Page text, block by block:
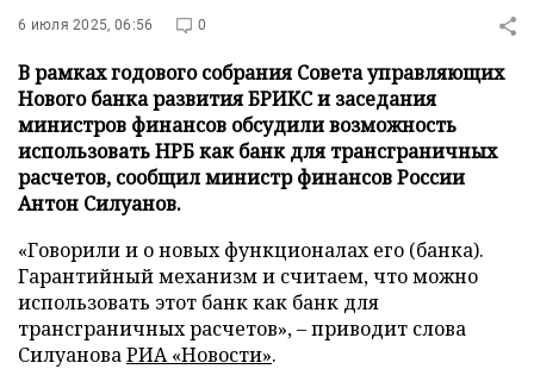
6 июля 2025, 06:56 0
В рамках годового собрания Совета управляющих
Нового банка развития БРИКС и заседания
министров финансов обсудили возможность
использовать НРБ как банк для трансграничных
расчетов, сообщил министр финансов России
Антон Силуанов.
«Говорили и о новых функционалах его (банка).
Гарантийный механизм и считаем, что можно
использовать этот банк как банк для
трансграничных расчетов», – приводит слова
СилуановаРИА «Новости».